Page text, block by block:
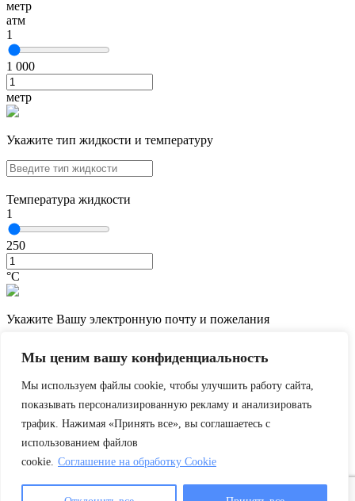
Мы ценим вашу конфиденциальность
Мы используем файлы cookie, чтобы улучшить работу сайта,
показывать персонализированную рекламу и анализировать
трафик. Нажимая «Принять все», вы соглашаетесь с
использованием файлов
cookie. Соглашение на обработку Cookie
метр
атм
1
1 000
метр
Укажите тип жидкости и температуру
Температура жидкости
1
250
°С
Укажите Вашу электронную почту и пожелания